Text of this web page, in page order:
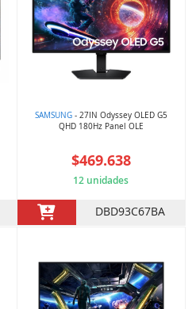
SAMSUNG- 27IN Odyssey OLED G5
QHD 180Hz Panel OLE
$469.638
12 unidades
DBD93C67BA